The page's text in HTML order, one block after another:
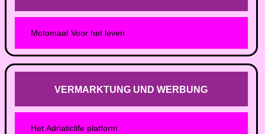
Motomaat Voor het leven
VERMARKTUNG UND WERBUNG
Het Adriaticlife platform